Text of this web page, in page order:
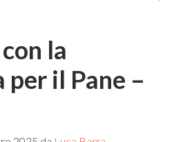
la
per il Pane –